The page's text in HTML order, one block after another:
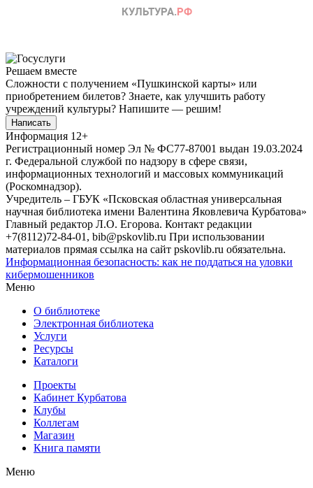
Решаем вместе
Сложности с получением «Пушкинской карты» или
приобретением билетов? Знаете, как улучшить работу
учреждений культуры? Напишите — решим!
Написать
Информация 12+
Регистрационный номер Эл № ФС77-87001 выдан 19.03.2024
г. Федеральной службой по надзору в сфере связи,
информационных технологий и массовых коммуникаций
(Роскомнадзор).
Учредитель – ГБУК «Псковская областная универсальная
научная библиотека имени Валентина Яковлевича Курбатова»
Главный редактор Л.О. Егорова. Контакт редакции
+7(8112)72-84-01, bib@pskovlib.ru При использовании
материалов прямая ссылка на сайт pskovlib.ru обязательна.
Информационная безопасность: как не поддаться на уловки
кибермошенников
Меню
О библиотеке
Электронная библиотека
Услуги
Ресурсы
Каталоги
Проекты
Кабинет Курбатова
Клубы
Коллегам
Магазин
Книга памяти
Меню